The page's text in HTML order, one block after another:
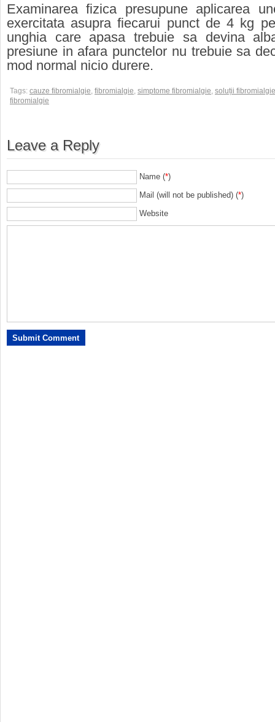
Examinarea fizica presupune aplicarea
exercitata asupra fiecarui punct de 4 kg
unghia care apasa trebuie sa devina
presiune in afara punctelor nu trebuie sa
mod normal nicio durere.
Tags: cauze fibromialgie, fibromialgie, simptome fibromialgie, soluții fibromialgie
fibromialgie
Leave a Reply
Name (*)
Mail (will not be published) (*)
Website